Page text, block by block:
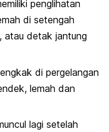
penglihatan
di setengah
atau detak jantung
di pergelangan
lemah dan
lagi setelah